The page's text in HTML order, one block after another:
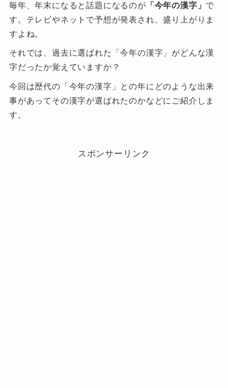
毎年、年末になると話題になるのが 「今年の漢字」 で
す。テレビやネットで予想が発表され、盛り上がりま
すよね。
それでは、過去に選ばれた「今年の漢字」がどんな漢
字だったか覚えていますか？
今回は歴代の「今年の漢字」との年にどのような出来
事があってその漢字が選ばれたのかなどにご紹介しま
す。
スポンサーリンク